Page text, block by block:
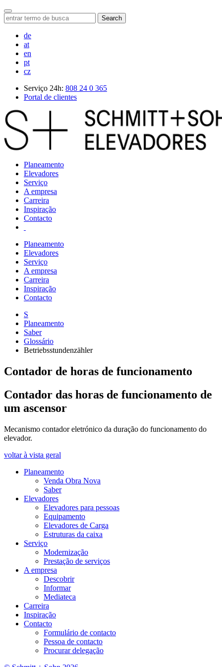
Search
de
at
en
pt
cz
Serviço 24h: 808 24 0 365
Portal de clientes
Planeamento
Elevadores
Serviço
A empresa
Carreira
Inspiração
Contacto
Planeamento
Elevadores
Serviço
A empresa
Carreira
Inspiração
Contacto
S
Planeamento
Saber
Glossário
Betriebsstundenzähler
Contador de horas de funcionamento
Contador das horas de funcionamento de
um ascensor
Mecanismo contador eletrónico da duração do funcionamento do
elevador.
voltar à vista geral
Planeamento
Venda Obra Nova
Saber
Elevadores
Elevadores para pessoas
Equipamento
Elevadores de Carga
Estruturas da caixa
Serviço
Modernização
Prestação de serviços
A empresa
Descobrir
Informar
Mediateca
Carreira
Inspiração
Contacto
Formulário de contacto
Pessoa de contacto
Procurar delegação